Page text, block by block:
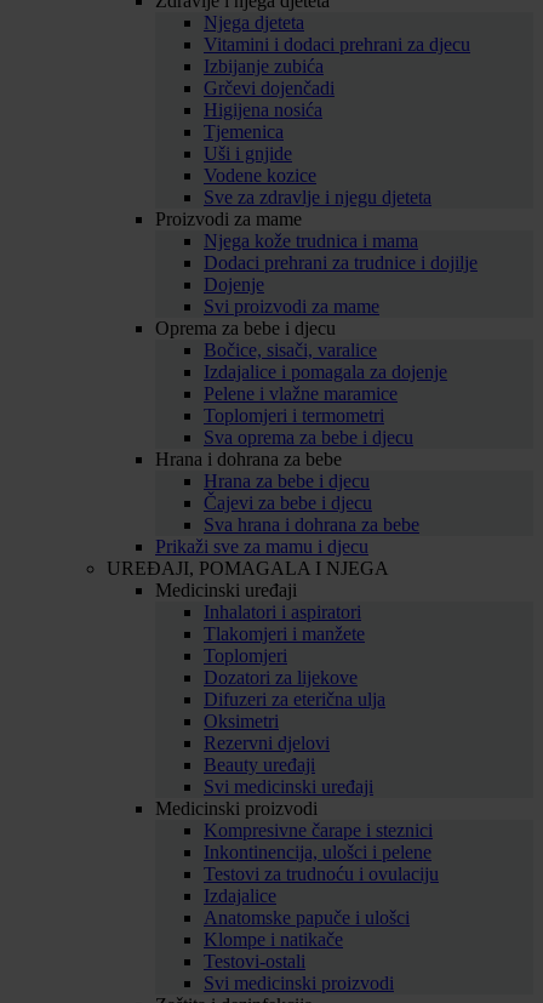
Njega djeteta
Vitamini i dodaci prehrani za djecu
Izbijanje zubića
Grčevi dojenčadi
Higijena nosića
Tjemenica
Uši i gnjide
Vodene kozice
Sve za zdravlje i njegu djeteta
Proizvodi za mame
Njega kože trudnica i mama
Dodaci prehrani za trudnice i dojilje
Dojenje
Svi proizvodi za mame
Oprema za bebe i djecu
Bočice, sisači, varalice
Izdajalice i pomagala za dojenje
Pelene i vlažne maramice
Toplomjeri i termometri
Sva oprema za bebe i djecu
Hrana i dohrana za bebe
Hrana za bebe i djecu
Čajevi za bebe i djecu
Sva hrana i dohrana za bebe
Prikaži sve za mamu i djecu
UREĐAJI, POMAGALA I NJEGA
Medicinski uređaji
Inhalatori i aspiratori
Tlakomjeri i manžete
Toplomjeri
Dozatori za lijekove
Difuzeri za eterična ulja
Oksimetri
Rezervni djelovi
Beauty uređaji
Svi medicinski uređaji
Medicinski proizvodi
Kompresivne čarape i steznici
Inkontinencija, ulošci i pelene
Testovi za trudnoću i ovulaciju
Izdajalice
Anatomske papuče i ulošci
Klompe i natikače
Testovi-ostali
Svi medicinski proizvodi